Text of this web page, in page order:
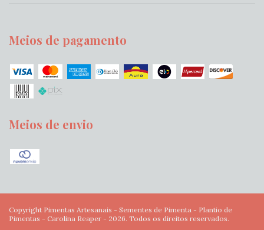
Meios de pagamento
Meios de envio
Copyright Pimentas Artesanais - Sementes de Pimenta - Plantio de
Pimentas - Carolina Reaper - 2026. Todos os direitos reservados.